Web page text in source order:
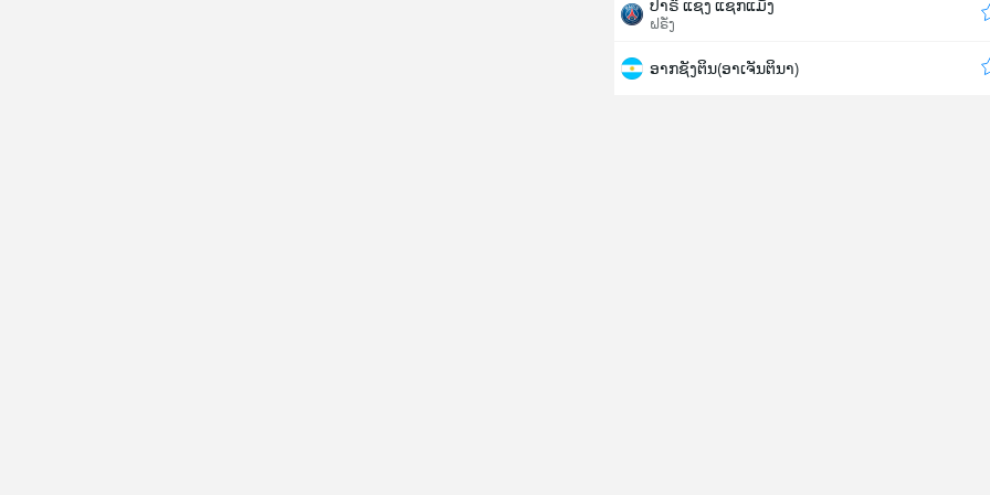
ປາຣິ ແຊງ ແຊກແມັງ
ຝຣັ່ງ
ອາກຊັງຕິນ(ອາເຈັນຕິນາ)